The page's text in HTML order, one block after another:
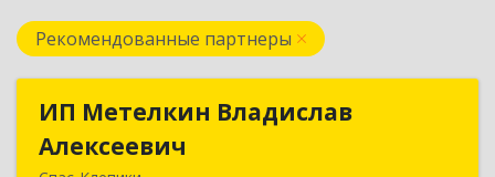
Рекомендованные партнеры
ИП Метелкин Владислав
Алексеевич
ИП Метелкин Владислав